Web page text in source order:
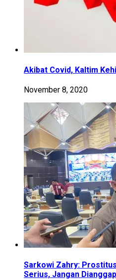
Akibat Covid, Kaltim
November 8, 2020
Sarkowi Zahry:
Serius, Jangan